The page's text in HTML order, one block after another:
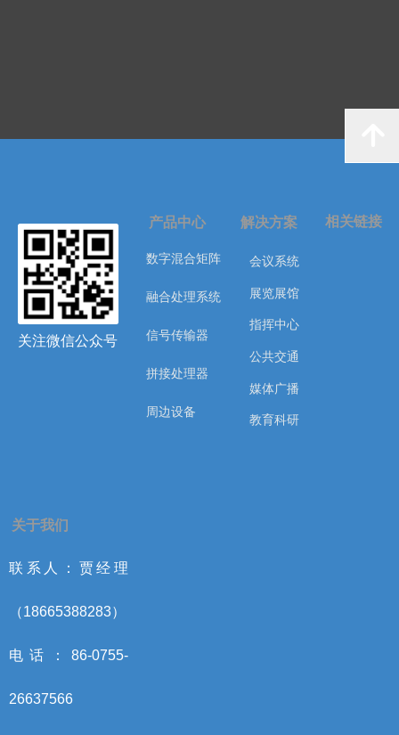
产品中心
数字混合矩阵
融合处理系统
信号传输器
拼接处理器
周边设备
会议系统
展览展馆
指挥中心
公共交通
媒体广播
教育科研
解决方案 相关链接
联系人：贾经理
（18665388283）
电话：86-0755-
26637566
关于我们
关注微信公众号